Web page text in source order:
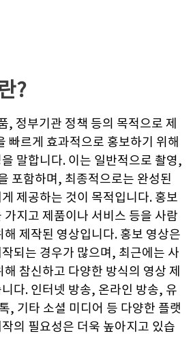
?
, 정부기관 정책 등의 목적으로 제
빠르게 효과적으로 홍보하기 위해
말합니다. 이는 일반적으로 촬영,
포함하며, 최종적으로는 완성된
제공하는 것이 목적입니다. 홍보
가지고 제품이나 서비스 등을 사람
제작된 영상입니다. 홍보 영상은
되는 경우가 많으며, 최근에는 사
참신하고 다양한 방식의 영상 제
다. 인터넷 방송, 온라인 방송, 유
, 기타 소셜 미디어 등 다양한 플랫
의 필요성은 더욱 높아지고 있습